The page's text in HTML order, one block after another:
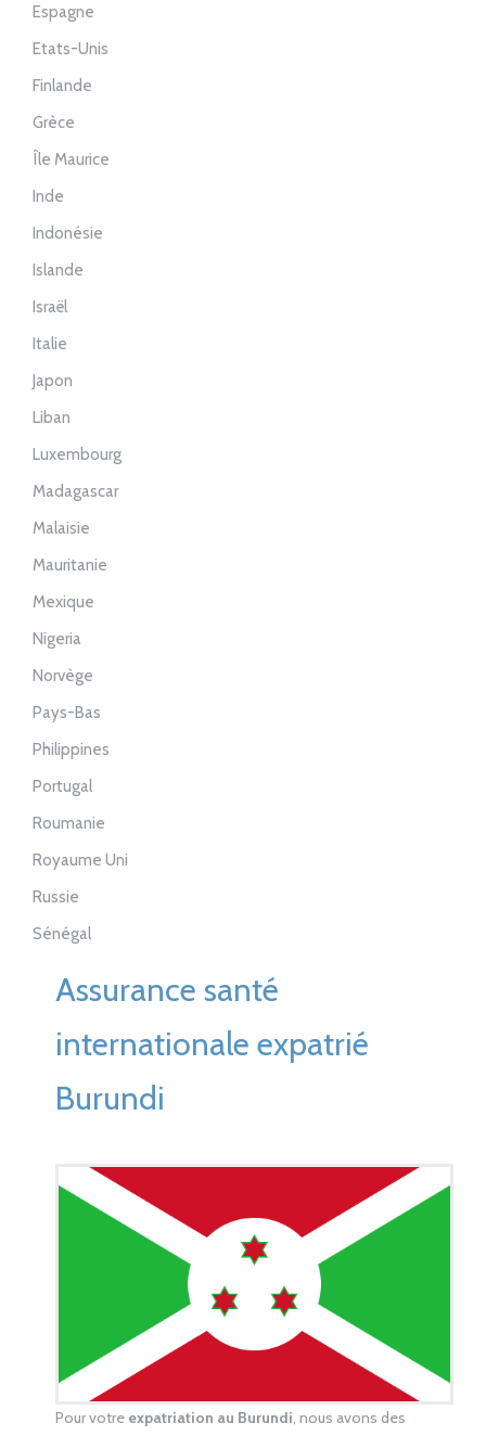
Espagne
Etats-Unis
Finlande
Grèce
Île Maurice
Inde
Indonésie
Islande
Israël
Italie
Japon
Liban
Luxembourg
Madagascar
Malaisie
Mauritanie
Mexique
Nigeria
Norvège
Pays-Bas
Philippines
Portugal
Roumanie
Royaume Uni
Russie
Sénégal
Assurance santé
internationale expatrié
Burundi
Pour votre expatriation au Burundi, nous avons des